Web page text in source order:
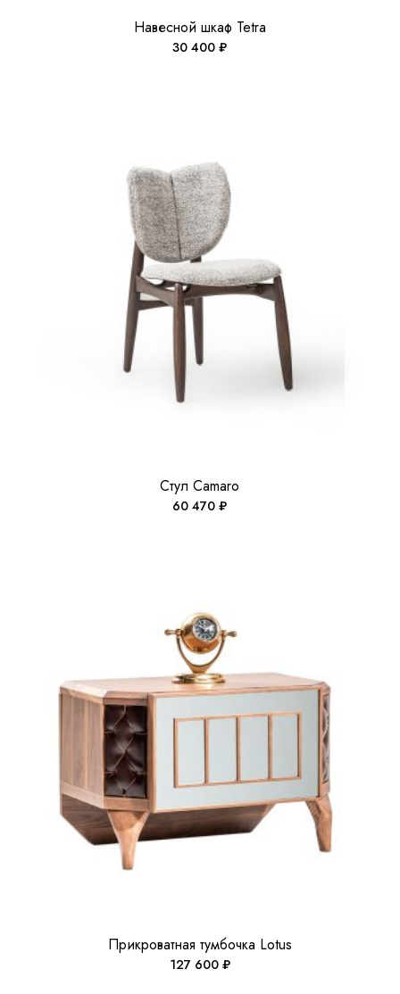
Навесной шкаф Tetrа
30 400₽
Стул Camaro
60 470₽
Прикроватная тумбочка Lotus
127 600 ₽